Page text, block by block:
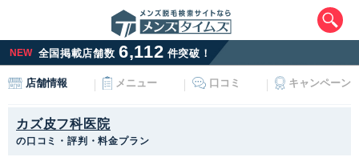
NEW 全国掲載店舗数 6,112 件突破！
店舗情報 メニュー 口コミ キャンペーン
カズ皮フ科医院
の口コミ・評判・料金プラン